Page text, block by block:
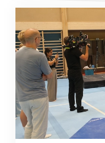
En route pour